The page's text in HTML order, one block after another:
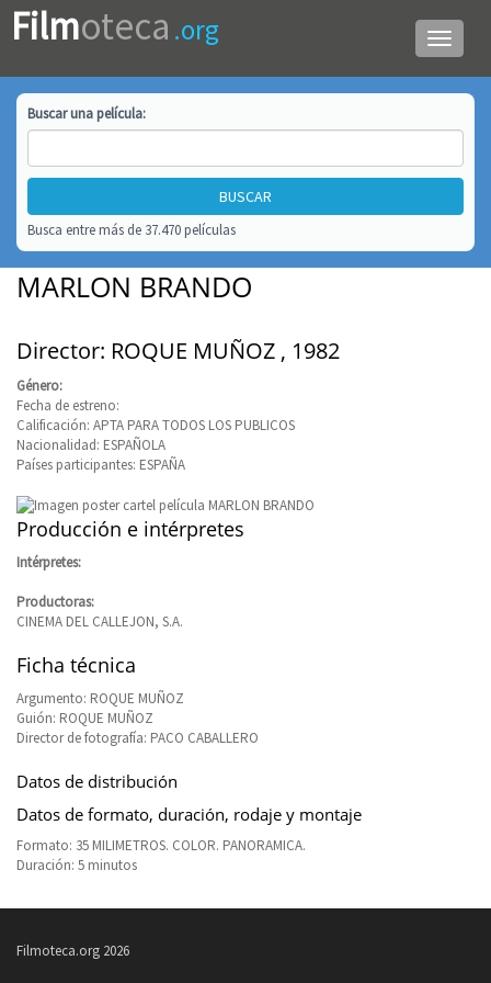
Menú
de
Filmoteca .org
Buscar unapelícula:
Busca entre más de 37.470 películas
MARLON BRANDO
Director: ROQUE MUÑOZ , 1982
Género:
Fecha de estreno:
Calificación: APTA PARA TODOS LOS PUBLICOS
Nacionalidad: ESPAÑOLA
Países participantes: ESPAÑA
Producción e intérpretes
Intérpretes:
Productoras:
CINEMA DEL CALLEJON, S.A.
Ficha técnica
Argumento: ROQUE MUÑOZ
Guión: ROQUE MUÑOZ
Director de fotografía: PACO CABALLERO
Datos de distribución
Datos de formato, duración, rodaje y montaje
Formato: 35 MILIMETROS. COLOR. PANORAMICA.
Duración: 5 minutos
Filmoteca.org 2026